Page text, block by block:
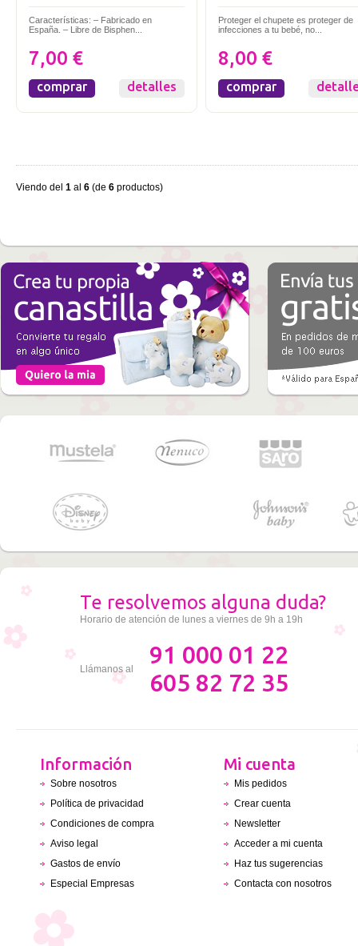
Características: – Fabricado en
España. – Libre de Bisphen...
7,00 €
comprar detalles
Proteger el chupete es proteger de
infecciones a tu bebé, no...
8,00 €
comprar
Viendo del 1 al 6 (de 6 productos)
Te resolvemos alguna duda?
Horario de atención de lunes a viernes de 9h a 19h
Llámanos al
91 000 01 22
605 82 72 35
Información
Sobre nosotros
Política de privacidad
Condiciones de compra
Aviso legal
Gastos de envío
Especial Empresas
Mi cuenta
Mis pedidos
Crear cuenta
Newsletter
Acceder a mi cuenta
Haz tus sugerencias
Contacta con nosotros